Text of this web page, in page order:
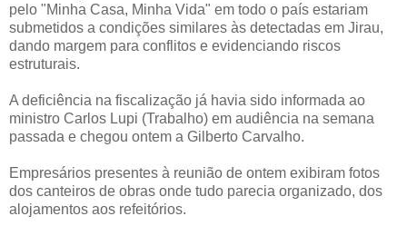
pelo "Minha Casa, Minha Vida" em todo o país estariam
submetidos a condições similares às detectadas em Jirau,
dando margem para conflitos e evidenciando riscos
estruturais.
A deficiência na fiscalização já havia sido informada ao
ministro Carlos Lupi (Trabalho) em audiência na semana
passada e chegou ontem a Gilberto Carvalho.
Empresários presentes à reunião de ontem exibiram fotos
dos canteiros de obras onde tudo parecia organizado, dos
alojamentos aos refeitórios.